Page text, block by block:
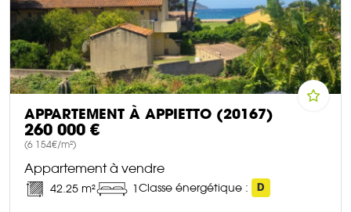
APPARTEMENT À APPIETTO (20167)
260 000 €
(6 154€/m²)
Appartement à vendre
42.25 m² 1Classe énergétique : D